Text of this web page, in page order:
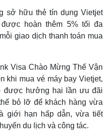
sở hữu thẻ tín dụng Vietjet
hoàn thêm 5% tối đa
giao dịch thanh toán mua
Visa Chào Mừng Thế Vận
khi mua vé máy bay Vietjet,
được hưởng hai lần ưu đãi
bỏ lỡ để khách hàng vừa
giới hạn hấp dẫn, vừa tiết
du lịch và công tác.